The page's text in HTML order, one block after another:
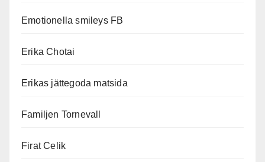
Emotionella smileys FB
Erika Chotai
Erikas jättegoda matsida
Familjen Tornevall
Firat Celik